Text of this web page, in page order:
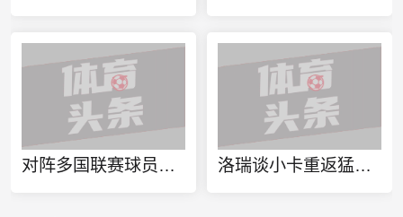
对阵多国联赛球员！徐杰和张博源相约美国高质量野球局 洛瑞谈小卡重返猛龙：球队想再夺一个冠军 这一切都将从小卡开始